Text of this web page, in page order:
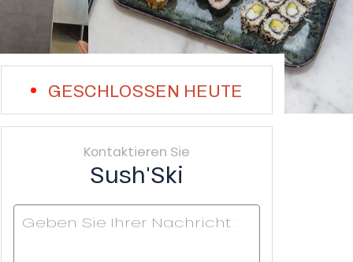
GESCHLOSSEN HEUTE
Kontaktieren Sie
Sush'Ski